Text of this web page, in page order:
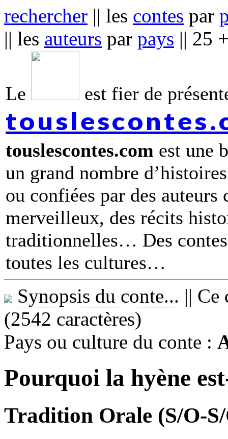
rechercher || les contes par
|| les auteurs par pays || 25
Le est fier de
touslescontes.com est une
un grand nombre
ou confiées par des
merveilleux, des récits
traditionnelles… Des
toutes les cultures
Synopsis du conte... || Ce
(2542 caractères)
Pays ou culture du conte :
Pourquoi la hyène
Tradition Orale (S/O-